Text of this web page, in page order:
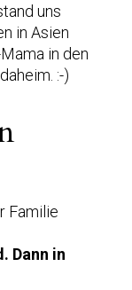
uns
in Asien
in den
:-)
Familie
Dann in